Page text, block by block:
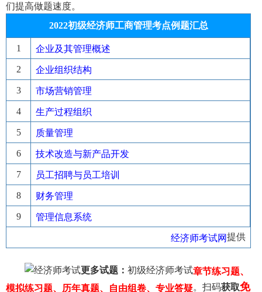
们提高做题速度。
2022初级经济师工商管理考点例题汇总
1 企业及其管理概述
2 企业组织结构
3 市场营销管理
4 生产过程组织
5 质量管理
6 技术改造与新产品开发
7 员工招聘与员工培训
8 财务管理
9 管理信息系统
经济师考试网提供
更多试题： 初级经济师考试章节练习题、
模拟练习题、历年真题、自由组卷、专业答疑。扫码获取免